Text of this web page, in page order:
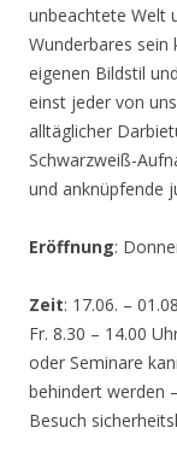
unbeachtete Welt
Wunderbares sein
eigenen Bildstil
einst jeder von
alltäglicher
Schwarzweiß-
und anknüpfende
Eröffnung:
Zeit: 17.06. –
Fr. 8.30 – 14.00
oder Seminare
behindert werden
Besuch